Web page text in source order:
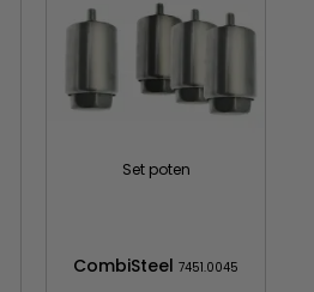
Set poten
CombiSteel 7451.0045